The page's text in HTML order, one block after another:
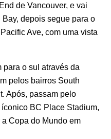
de Vancouver, e vai
depois segue para o
Ave, com uma vista
para o sul através da
pelos bairros South
Após, passam pelo
BC Place Stadium,
Copa do Mundo em